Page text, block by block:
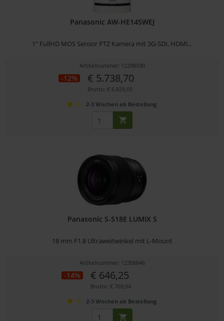
Panasonic AW-HE145WEJ
1" FullHD MOS Sensor PTZ Kamera mit 3G-SDI, HDMI...
Artikelnummer: 12298590
-12% € 5.738,70
Brutto: € 6.829,05
2-3 Wochen ab Bestellung
Panasonic S-S18E LUMIX S
18 mm F1.8 Ultraweitwinkel mit L-Mount
Artikelnummer: 12306646
-14% € 646,25
Brutto: € 769,04
2-3 Wochen ab Bestellung